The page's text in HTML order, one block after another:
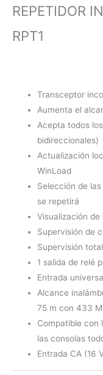
REPETIDOR
RPT1
Transceptor
Aumenta el
Acepta todos
bidireccionales)
Actualización
WinLoad
Selección de
se repetirá
Visualización
Supervisión de
Supervisión
1 salida de relé
Entrada
Alcance
75 m con 433
Compatible con
las consolas
Entrada CA (16